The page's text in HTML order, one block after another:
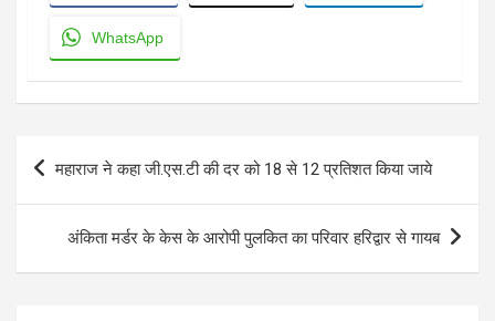
WhatsApp
Post
महाराज ने कहा जी.एस.टी की दर को 18 से 12 प्रतिशत किया जाये
अंकिता मर्डर के केस के आरोपी पुलकित का परिवार हरिद्वार से गायब